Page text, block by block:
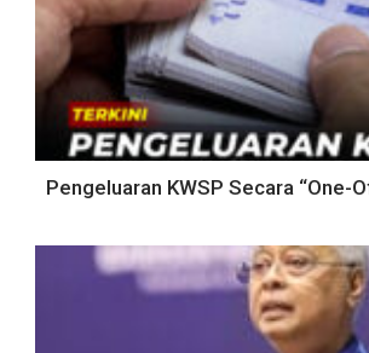
Pengeluaran KWSP Secara “One-